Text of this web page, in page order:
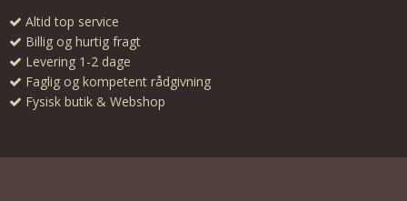
Altid top service
Billig og hurtig fragt
Levering 1-2 dage
Faglig og kompetent rådgivning
Fysisk butik & Webshop